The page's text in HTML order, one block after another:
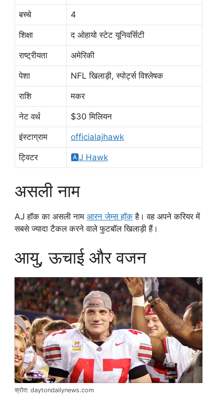
बच्चे 4
शिक्षा द ओहायो स्टेट यूनिवर्सिटी
राष्ट्रीयता अमेरिकी
पेशा NFL खिलाड़ी, स्पोर्ट्स विश्लेषक
राशि मकर
नेट वर्थ $30 मिलियन
इंस्टाग्राम officialajhawk
ट्विटर 🅰️J Hawk
असली नाम
AJ हॉक का असली नाम आरन जेम्स हॉक है। वह अपने करियर में
सबसे ज्यादा टैकल करने वाले फुटबॉल खिलाड़ी हैं।
आयु, ऊचाई और वजन
स्रोत: daytondailynews.com